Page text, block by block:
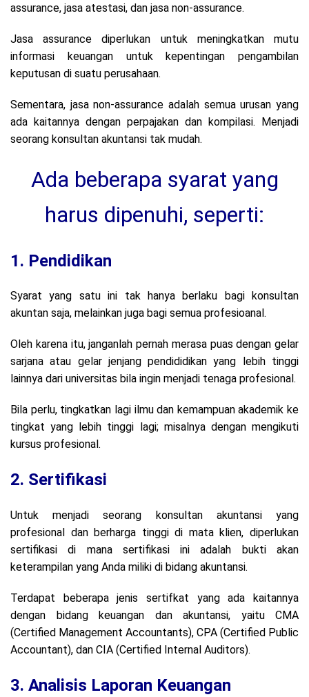
assurance, jasa atestasi, dan jasa non-assurance.
Jasa assurance diperlukan untuk meningkatkan mutu
informasi keuangan untuk kepentingan pengambilan
keputusan di suatu perusahaan.
Sementara, jasa non-assurance adalah semua urusan yang
ada kaitannya dengan perpajakan dan kompilasi. Menjadi
seorang konsultan akuntansi tak mudah.
Ada beberapa syarat yang
harus dipenuhi, seperti:
1. Pendidikan
Syarat yang satu ini tak hanya berlaku bagi konsultan
akuntan saja, melainkan juga bagi semua profesioanal.
Oleh karena itu, janganlah pernah merasa puas dengan gelar
sarjana atau gelar jenjang pendididikan yang lebih tinggi
lainnya dari universitas bila ingin menjadi tenaga profesional.
Bila perlu, tingkatkan lagi ilmu dan kemampuan akademik ke
tingkat yang lebih tinggi lagi; misalnya dengan mengikuti
kursus profesional.
2. Sertifikasi
Untuk menjadi seorang konsultan akuntansi yang
profesional dan berharga tinggi di mata klien, diperlukan
sertifikasi di mana sertifikasi ini adalah bukti akan
keterampilan yang Anda miliki di bidang akuntansi.
Terdapat beberapa jenis sertifkat yang ada kaitannya
dengan bidang keuangan dan akuntansi, yaitu CMA
(Certified Management Accountants), CPA (Certified Public
Accountant), dan CIA (Certified Internal Auditors).
3. Analisis Laporan Keuangan